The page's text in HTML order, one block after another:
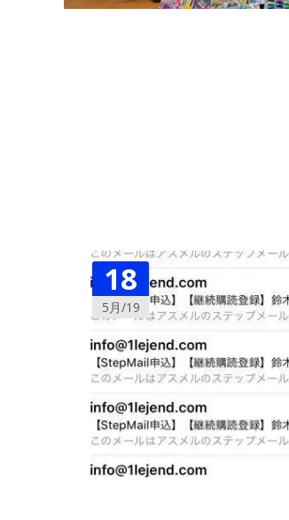
18
5月/19